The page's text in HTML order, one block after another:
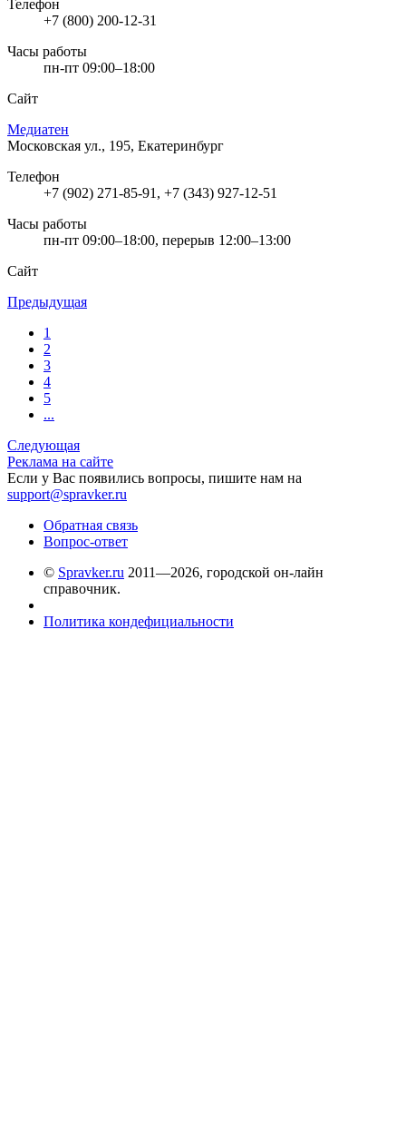
Телефон
+7 (800) 200-12-31
Часы работы
пн-пт 09:00–18:00
Сайт
Медиатен
Московская ул., 195, Екатеринбург
Телефон
+7 (902) 271-85-91, +7 (343) 927-12-51
Часы работы
пн-пт 09:00–18:00, перерыв 12:00–13:00
Сайт
Предыдущая
1
2
3
4
5
...
Следующая
Реклама на сайте
Если у Вас появились вопросы, пишите нам на
support@spravker.ru
Обратная связь
Вопрос-ответ
© Spravker.ru 2011—2026, городской он-лайн
справочник.
Политика кондефициальности